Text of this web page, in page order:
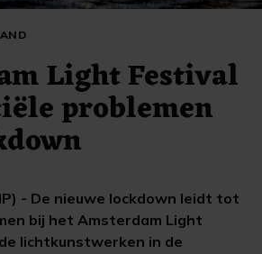
Light Festival
problemen
- De nieuwe lockdown leidt tot
bij het Amsterdam Light
lichtkunstwerken in de